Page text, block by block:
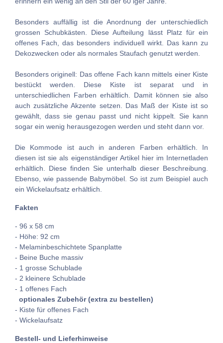
Besonders auffällig ist die Anordnung der unterschiedlich
grossen Schubkästen. Diese Aufteilung lässt Platz für ein
offenes Fach, das besonders individuell wirkt. Das kann zu
Dekozwecken oder als normales Staufach genutzt werden.
Besonders originell: Das offene Fach kann mittels einer Kiste
bestückt werden. Diese Kiste ist separat und in
unterschiedlichen Farben erhältlich. Damit können sie also
auch zusätzliche Akzente setzen. Das Maß der Kiste ist so
gewählt, dass sie genau passt und nicht kippelt. Sie kann
sogar ein wenig herausgezogen werden und steht dann vor.
Die Kommode ist auch in anderen Farben erhältlich. In
diesen ist sie als eigenständiger Artikel hier im Internetladen
erhältlich. Diese finden Sie unterhalb dieser Beschreibung.
Ebenso, wie passende Babymöbel. So ist zum Beispiel auch
ein Wickelaufsatz erhältlich.
Fakten
- 96 x 58 cm
- Höhe: 92 cm
- Melaminbeschichtete Spanplatte
- Beine Buche massiv
- 1 grosse Schublade
- 2 kleinere Schublade
- 1 offenes Fach
optionales Zubehör (extra zu bestellen)
- Kiste für offenes Fach
- Wickelaufsatz
Bestell- und Lieferhinweise